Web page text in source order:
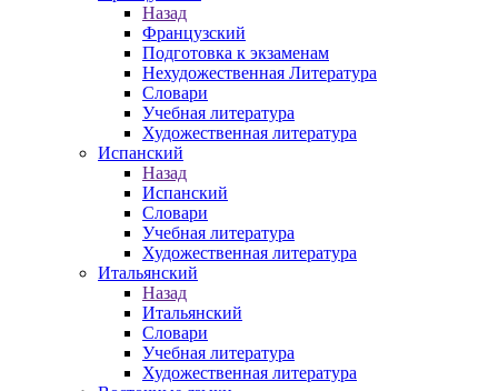
Назад
Французский
Подготовка к экзаменам
Нехудожественная Литература
Словари
Учебная литература
Художественная литература
Испанский
Назад
Испанский
Словари
Учебная литература
Художественная литература
Итальянский
Назад
Итальянский
Словари
Учебная литература
Художественная литература